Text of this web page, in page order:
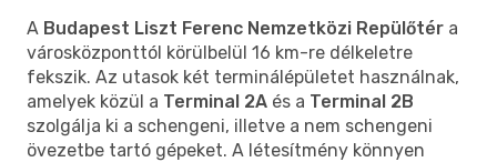
A Budapest Liszt Ferenc Nemzetközi Repülőtér a
városközponttól körülbelül 16 km-re délkeletre
fekszik. Az utasok két terminálépületet használnak,
amelyek közül a Terminal 2A és a Terminal 2B
szolgálja ki a schengeni, illetve a nem schengeni
övezetbe tartó gépeket. A létesítmény könnyen